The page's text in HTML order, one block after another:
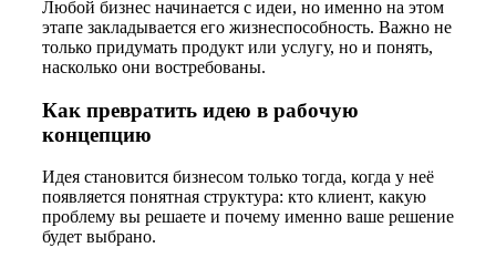
Любой бизнес начинается с идеи, но именно на этом
этапе закладывается его жизнеспособность. Важно не
только придумать продукт или услугу, но и понять,
насколько они востребованы.
Как превратить идею в рабочую
концепцию
Идея становится бизнесом только тогда, когда у неё
появляется понятная структура: кто клиент, какую
проблему вы решаете и почему именно ваше решение
будет выбрано.